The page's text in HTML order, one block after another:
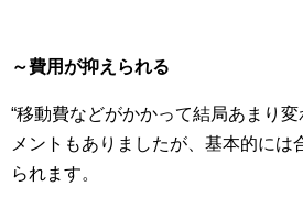
～費用が抑えられる
“移動費などがかかって結局あまり変
メントもありましたが、基本的には
られます。